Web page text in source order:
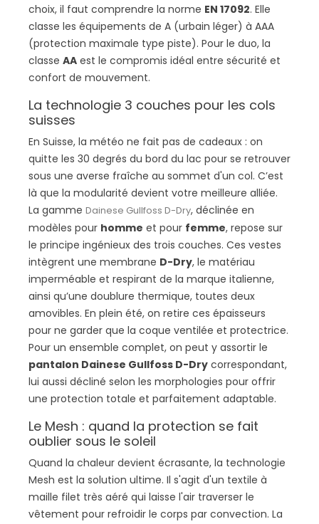
choix, il faut comprendre la norme EN 17092. Elle
classe les équipements de A (urbain léger) à AAA
(protection maximale type piste). Pour le duo, la
classe AA est le compromis idéal entre sécurité et
confort de mouvement.
La technologie 3 couches pour les cols
suisses
En Suisse, la météo ne fait pas de cadeaux : on
quitte les 30 degrés du bord du lac pour se retrouver
sous une averse fraîche au sommet d'un col. C’est
là que la modularité devient votre meilleure alliée.
La gamme Dainese Gullfoss D-Dry, déclinée en
modèles pour homme et pour femme, repose sur
le principe ingénieux des trois couches. Ces vestes
intègrent une membrane D-Dry, le matériau
imperméable et respirant de la marque italienne,
ainsi qu’une doublure thermique, toutes deux
amovibles. En plein été, on retire ces épaisseurs
pour ne garder que la coque ventilée et protectrice.
Pour un ensemble complet, on peut y assortir le
pantalon Dainese Gullfoss D-Dry correspondant,
lui aussi décliné selon les morphologies pour offrir
une protection totale et parfaitement adaptable.
Le Mesh : quand la protection se fait
oublier sous le soleil
Quand la chaleur devient écrasante, la technologie
Mesh est la solution ultime. Il s'agit d'un textile à
maille filet très aéré qui laisse l'air traverser le
vêtement pour refroidir le corps par convection. La